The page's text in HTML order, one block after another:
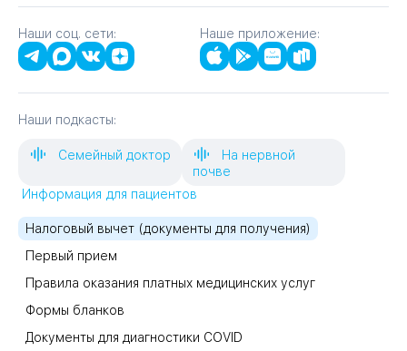
Наши соц. сети: Наше приложение:
Наши подкасты:
Семейный доктор
На нервной
почве
Информация для пациентов
Налоговый вычет (документы для получения)
Первый прием
Правила оказания платных медицинских услуг
Формы бланков
Документы для диагностики COVID